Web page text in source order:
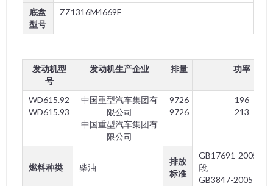
底盘
型号
ZZ1316M4669F
发动机型
号
发动机生产企业 排量 功率
WD615.92
WD615.93
中国重型汽车集团有
限公司
中国重型汽车集团有
限公司
9726
9726
196
213
燃料种类 柴油
排放
标准
GB17691-2005第
段,
GB3847-2005